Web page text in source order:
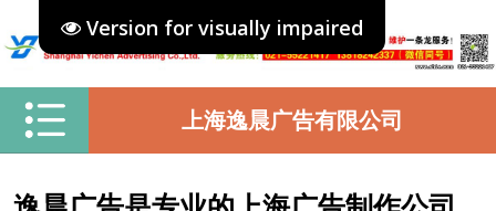
Version for visually impaired
上海逸晨广告有限公司